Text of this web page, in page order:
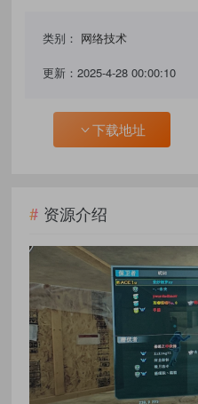
类别： 网络技术
更新：2025-4-28 00:00:10
下载地址
资源介绍